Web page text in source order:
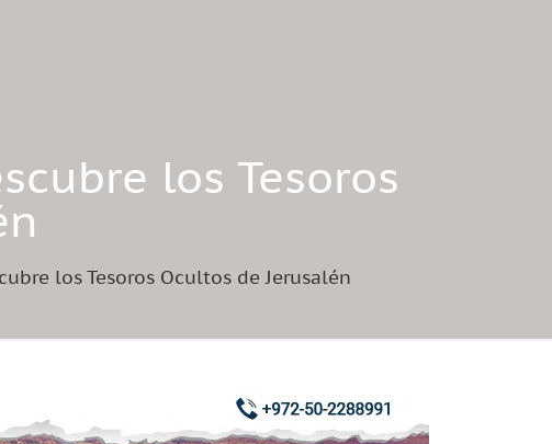
los Tesoros
los Tesoros Ocultos de Jerusalén